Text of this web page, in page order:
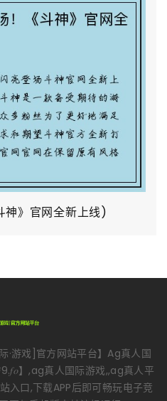
神》官网全新上线)
·游戏]官方网站平台】Ag真人国
】,ag真人国际游戏,,ag真人平
入口,下载APP后即可畅玩电子竞